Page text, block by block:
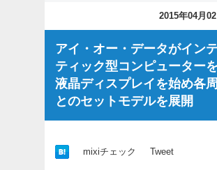
2015年04月
アイ・オー・データがイン
ティック型コンピューター
液晶ディスプレイを始め各
とのセットモデルを展開
mixiチェック Tweet